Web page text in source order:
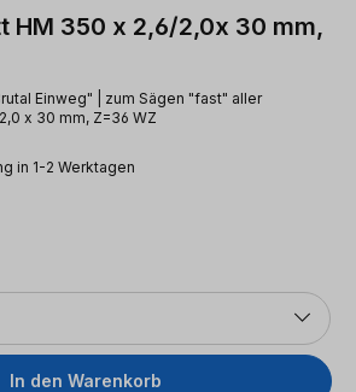
HM 350 x 2,6/2,0x 30 mm,
Einweg" | zum Sägen "fast" aller
x 30 mm, Z=36 WZ
in 1-2 Werktagen
In den Warenkorb